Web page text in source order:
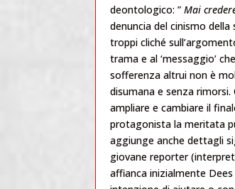
deontologico: ”Mai
denuncia del cinismo
troppi cliché
trama e al ‘messaggio’
sofferenza altrui non è
disumana e senza
ampliare e cambiare il
protagonista la meritata
aggiunge anche dettagli
giovane reporter
affianca inizialmente